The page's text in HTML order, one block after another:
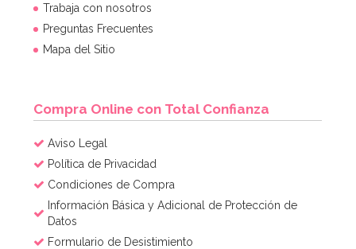
AÑADIR
Trabaja con nosotros
Preguntas Frecuentes
Mapa del Sitio
Compra Online con Total Confianza
Aviso Legal
Política de Privacidad
Condiciones de Compra
Información Básica y Adicional de Protección de
Datos
Formulario de Desistimiento